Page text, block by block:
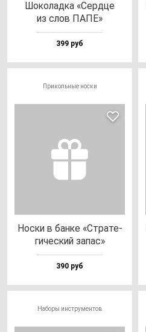
Шоко­лад­ка «Сер­дце
из слов ПАПЕ»
399 руб
Прикольные носки
Нос­ки в бан­ке «Стра­те­
ги­чес­кий за­пас»
390 руб
Наборы инструментов